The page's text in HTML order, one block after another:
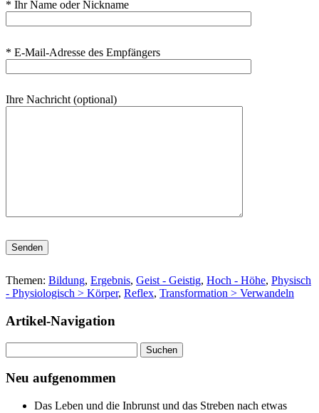
* Ihr Name oder Nickname
* E-Mail-Adresse des Empfängers
Ihre Nachricht (optional)
Bitte lasse dieses Feld leer.
Themen: Bildung, Ergebnis, Geist - Geistig, Hoch - Höhe, Physisch
- Physiologisch > Körper, Reflex, Transformation > Verwandeln
Artikel-Navigation
nach:
Neu aufgenommen
Das Leben und die Inbrunst und das Streben nach etwas